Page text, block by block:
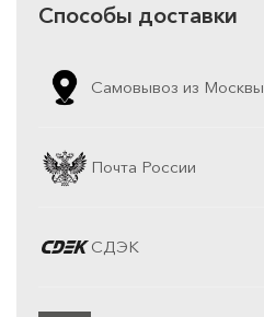
Способы доставки
Самовывоз из Москвы
Почта России
СДЭК